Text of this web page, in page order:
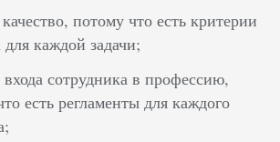
потому что есть критерии
для каждой задачи;
входа сотрудника в профессию,
есть регламенты для каждого